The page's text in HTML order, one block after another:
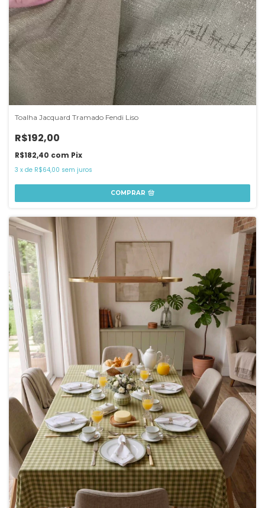
Toalha Jacquard Tramado Fendi Liso
R$192,00
R$182,40 com Pix
3 x de R$64,00 sem juros
COMPRAR